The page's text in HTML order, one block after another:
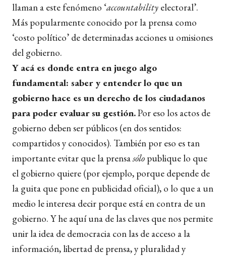
llaman a este fenómeno ‘accountability electoral’.
Más popularmente conocido por la prensa como
‘costo político’ de determinadas acciones u omisiones
del gobierno.
Y acá es donde entra en juego algo
fundamental: saber y entender lo que un
gobierno hace es un derecho de los ciudadanos
para poder evaluar su gestión.Por eso los actos de
gobierno deben ser públicos (en dos sentidos:
compartidos y conocidos). También por eso es tan
importante evitar que la prensasólo publique lo que
el gobierno quiere (por ejemplo, porque depende de
la guita que pone en publicidad oficial), o lo que a un
medio le interesa decir porque está en contra de un
gobierno. Y he aquí una de las claves que nos permite
unir la idea de democracia con las de acceso a la
información, libertad de prensa, y pluralidad y